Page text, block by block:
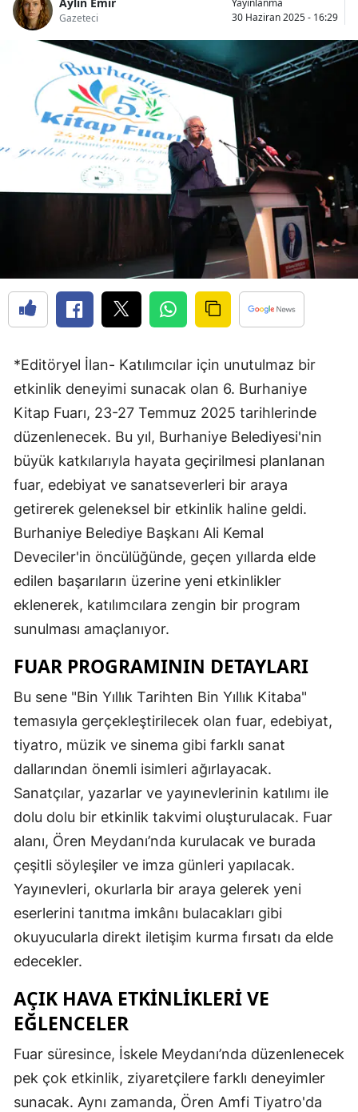
Gazeteci
30 Haziran 2025 - 16:29
*Editöryel İlan- Katılımcılar için unutulmaz bir
etkinlik deneyimi sunacak olan 6. Burhaniye
Kitap Fuarı, 23-27 Temmuz 2025 tarihlerinde
düzenlenecek. Bu yıl, Burhaniye Belediyesi'nin
büyük katkılarıyla hayata geçirilmesi planlanan
fuar, edebiyat ve sanatseverleri bir araya
getirerek geleneksel bir etkinlik haline geldi.
Burhaniye Belediye Başkanı Ali Kemal
Deveciler'in öncülüğünde, geçen yıllarda elde
edilen başarıların üzerine yeni etkinlikler
eklenerek, katılımcılara zengin bir program
sunulması amaçlanıyor.
FUAR PROGRAMININ DETAYLARI
Bu sene "Bin Yıllık Tarihten Bin Yıllık Kitaba"
temasıyla gerçekleştirilecek olan fuar, edebiyat,
tiyatro, müzik ve sinema gibi farklı sanat
dallarından önemli isimleri ağırlayacak.
Sanatçılar, yazarlar ve yayınevlerinin katılımı ile
dolu dolu bir etkinlik takvimi oluşturulacak. Fuar
alanı, Ören Meydanı’nda kurulacak ve burada
çeşitli söyleşiler ve imza günleri yapılacak.
Yayınevleri, okurlarla bir araya gelerek yeni
eserlerini tanıtma imkânı bulacakları gibi
okuyucularla direkt iletişim kurma fırsatı da elde
edecekler.
AÇIK HAVA ETKINLIKLERI VE
EĞLENCELER
Fuar süresince, İskele Meydanı’nda düzenlenecek
pek çok etkinlik, ziyaretçilere farklı deneyimler
sunacak. Aynı zamanda, Ören Amfi Tiyatro'da